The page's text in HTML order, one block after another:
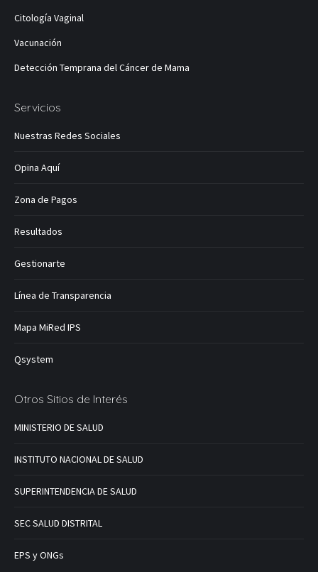
nuevanueva
Citología Vaginal
Vacunación
Detección Temprana del Cáncer de Mama
Servicios
Nuestras Redes Sociales
Opina Aquí
Zona de Pagos
Resultados
Gestionarte
Línea de Transparencia
Mapa MiRed IPS
Qsystem
Otros Sitios de Interés
MINISTERIO DE SALUD
INSTITUTO NACIONAL DE SALUD
SUPERINTENDENCIA DE SALUD
SEC SALUD DISTRITAL
EPS y ONGs